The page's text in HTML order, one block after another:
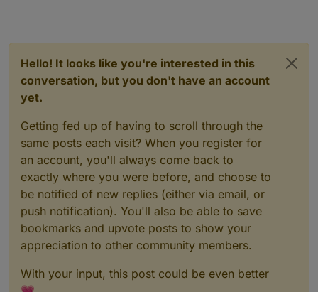
Hello! It looks like you're interested in this
conversation, but you don't have an account
yet.
Getting fed up of having to scroll through the
same posts each visit? When you register for
an account, you'll always come back to
exactly where you were before, and choose to
be notified of new replies (either via email, or
push notification). You'll also be able to save
bookmarks and upvote posts to show your
appreciation to other community members.
With your input, this post could be even better